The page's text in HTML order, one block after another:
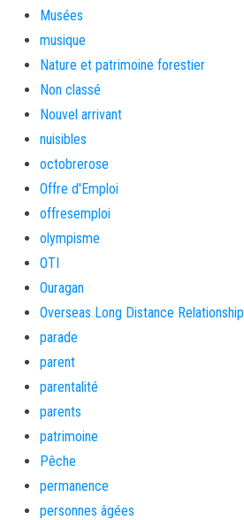
Musées
musique
Nature et patrimoine forestier
Non classé
Nouvel arrivant
nuisibles
octobrerose
Offre d'Emploi
offresemploi
olympisme
OTI
Ouragan
Overseas Long Distance Relationship
parade
parent
parentalité
parents
patrimoine
Pêche
permanence
personnes âgées